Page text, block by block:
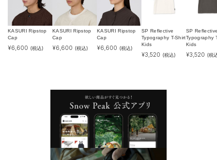
KASURI Ripstop
Cap
¥6,600 (税込)
KASURI Ripstop
Cap
¥6,600 (税込)
KASURI Ripstop
Cap
¥6,600 (税込)
SP Reflective
Typography T-Shirt
Kids
¥3,520 (税込)
SP
Typography
Kids
¥3,520 (税